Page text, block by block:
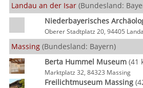
Landau an der Isar (Bundesland:
Niederbayerisches
Oberer Stadtplatz 20, 94405
Massing (Bundesland: Bayern)
Berta Hummel Museum(41
Marktplatz 32, 84323 Massing
Freilichtmuseum Massing